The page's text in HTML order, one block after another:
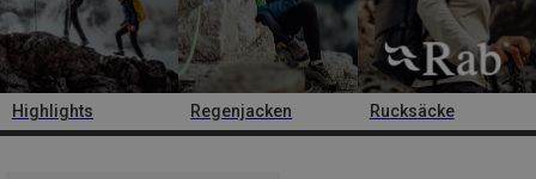
Highlights Regenjacken Rucksäcke